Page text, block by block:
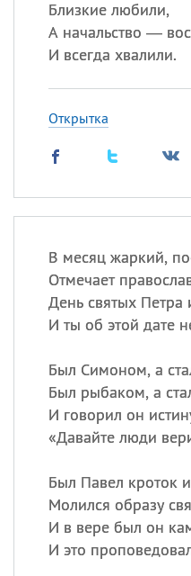
Близкие любили,
А начальство —
И всегда хвалили.
Открытка
В месяц жаркий,
Отмечает
День святых Петра
И ты об этой дате
Был Симоном, а
Был рыбаком, а
И говорил он
«Давайте люди
Был Павел кроток
Молился образу
И в вере был он
И это